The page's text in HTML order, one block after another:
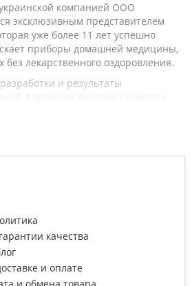
компанией ООО
эксклюзивным представителем
уже более 11 лет успешно
приборы домашней медицины,
лекарственного оздоровления.
и результаты
каждому человеку.
для носа, который успешно
на полости носа и около носовых
минерально-растительного
раствор, сбалансированный
и аналогичный по своему
научных исследований и
прибора в ведущих клиниках и
качества
и оплате